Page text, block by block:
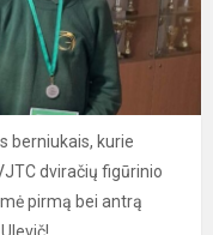
berniukais, kurie
dviračių figūrinio
pirmą bei antrą